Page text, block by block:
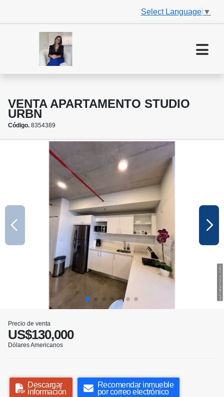
Select Language ▼
VENTA APARTAMENTO STUDIO
URBN
Código. 8354389
Precio de venta
US$130,000
Dólares Americanos
Descargar
información
Recomendar inmueble
por correo electrónico